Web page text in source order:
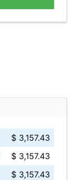
$ 3,157.43
$ 3,157.43
$ 3,157.43